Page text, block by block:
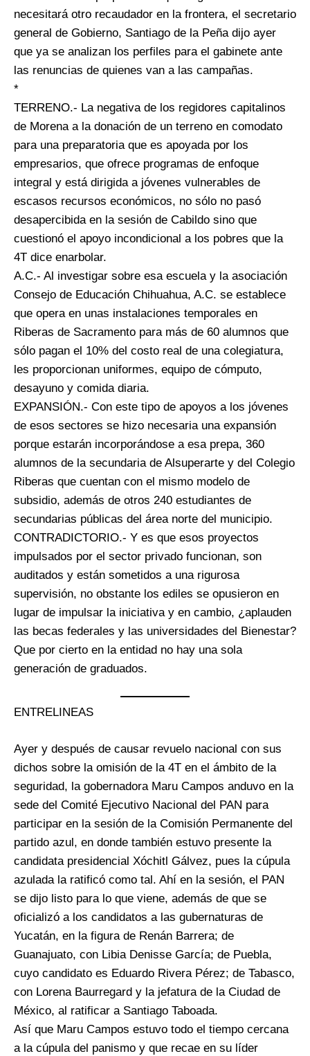
necesitará otro recaudador en la frontera, el secretario
general de Gobierno, Santiago de la Peña dijo ayer
que ya se analizan los perfiles para el gabinete ante
las renuncias de quienes van a las campañas.
*
TERRENO.- La negativa de los regidores capitalinos
de Morena a la donación de un terreno en comodato
para una preparatoria que es apoyada por los
empresarios, que ofrece programas de enfoque
integral y está dirigida a jóvenes vulnerables de
escasos recursos económicos, no sólo no pasó
desapercibida en la sesión de Cabildo sino que
cuestionó el apoyo incondicional a los pobres que la
4T dice enarbolar.
A.C.- Al investigar sobre esa escuela y la asociación
Consejo de Educación Chihuahua, A.C. se establece
que opera en unas instalaciones temporales en
Riberas de Sacramento para más de 60 alumnos que
sólo pagan el 10% del costo real de una colegiatura,
les proporcionan uniformes, equipo de cómputo,
desayuno y comida diaria.
EXPANSIÓN.- Con este tipo de apoyos a los jóvenes
de esos sectores se hizo necesaria una expansión
porque estarán incorporándose a esa prepa, 360
alumnos de la secundaria de Alsuperarte y del Colegio
Riberas que cuentan con el mismo modelo de
subsidio, además de otros 240 estudiantes de
secundarias públicas del área norte del municipio.
CONTRADICTORIO.- Y es que esos proyectos
impulsados por el sector privado funcionan, son
auditados y están sometidos a una rigurosa
supervisión, no obstante los ediles se opusieron en
lugar de impulsar la iniciativa y en cambio, ¿aplauden
las becas federales y las universidades del Bienestar?
Que por cierto en la entidad no hay una sola
generación de graduados.
ENTRELINEAS
Ayer y después de causar revuelo nacional con sus
dichos sobre la omisión de la 4T en el ámbito de la
seguridad, la gobernadora Maru Campos anduvo en la
sede del Comité Ejecutivo Nacional del PAN para
participar en la sesión de la Comisión Permanente del
partido azul, en donde también estuvo presente la
candidata presidencial Xóchitl Gálvez, pues la cúpula
azulada la ratificó como tal. Ahí en la sesión, el PAN
se dijo listo para lo que viene, además de que se
oficializó a los candidatos a las gubernaturas de
Yucatán, en la figura de Renán Barrera; de
Guanajuato, con Libia Denisse García; de Puebla,
cuyo candidato es Eduardo Rivera Pérez; de Tabasco,
con Lorena Baurregard y la jefatura de la Ciudad de
México, al ratificar a Santiago Taboada.
Así que Maru Campos estuvo todo el tiempo cercana
a la cúpula del panismo y que recae en su líder